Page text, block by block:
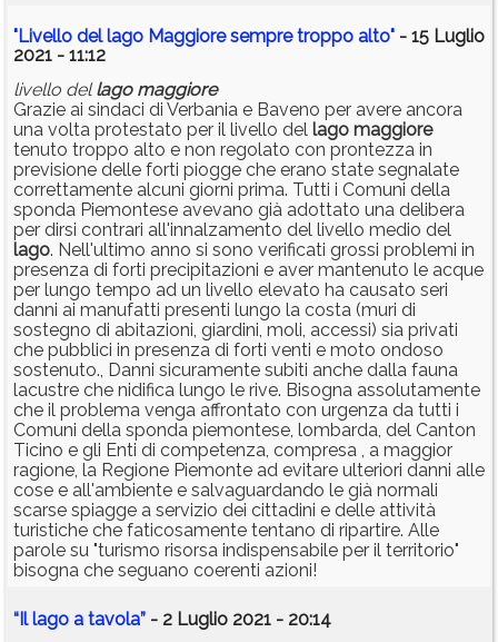
"Livello del lago Maggiore sempre troppo alto" - 15 Luglio
2021 - 11:12
livello dellago maggiore
Grazie ai sindaci di Verbania e Baveno per avere ancora
una volta protestato per il livello del lago maggiore
tenuto troppo alto e non regolato con prontezza in
previsione delle forti piogge che erano state segnalate
correttamente alcuni giorni prima. Tutti i Comuni della
sponda Piemontese avevano già adottato una delibera
per dirsi contrari all'innalzamento del livello medio del
lago. Nell'ultimo anno si sono verificati grossi problemi in
presenza di forti precipitazioni e aver mantenuto le acque
per lungo tempo ad un livello elevato ha causato seri
danni ai manufatti presenti lungo la costa (muri di
sostegno di abitazioni, giardini, moli, accessi) sia privati
che pubblici in presenza di forti venti e moto ondoso
sostenuto., Danni sicuramente subiti anche dalla fauna
lacustre che nidifica lungo le rive. Bisogna assolutamente
che il problema venga affrontato con urgenza da tutti i
Comuni della sponda piemontese, lombarda, del Canton
Ticino e gli Enti di competenza, compresa , a maggior
ragione, la Regione Piemonte ad evitare ulteriori danni alle
cose e all'ambiente e salvaguardando le già normali
scarse spiagge a servizio dei cittadini e delle attività
turistiche che faticosamente tentano di ripartire. Alle
parole su "turismo risorsa indispensabile per il territorio"
bisogna che seguano coerenti azioni!
“Il lago a tavola” - 2 Luglio 2021 - 20:14